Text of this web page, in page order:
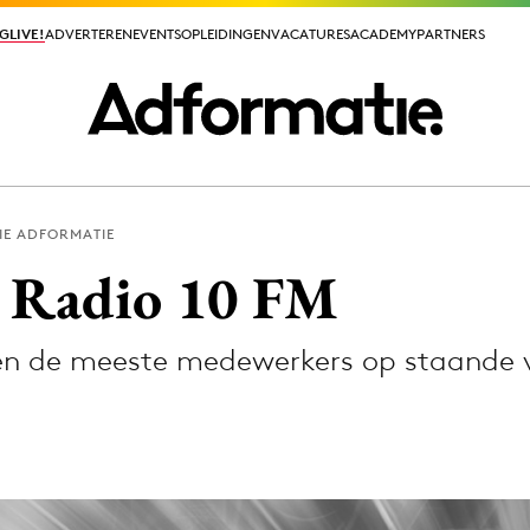
ADVERTERENEVENTSOPLEIDINGENVACATURESACADEMYPARTNERS
ADVERTERENEVENTSOPLEIDINGENVACATURESACADEMYPARTNERS
PR
ADFORMATIE
10 FM
de meeste medewerkers op staande